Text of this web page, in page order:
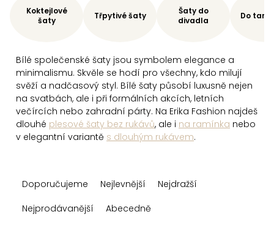
Bílé společenské šaty jsou symbolem elegance a
minimalismu. Skvěle se hodí pro všechny, kdo milují
svěží a nadčasový styl. Bílé šaty působí luxusně nejen
na svatbách, ale i při formálních akcích, letních
večírcích nebo zahradní párty. Na Erika Fashion najdeš
dlouhé plesové šaty bez rukávů, ale i na ramínka nebo
v elegantní variantě s dlouhým rukávem.
Koktejlové
šaty
Třpytivé šaty
Šaty do
divadla
Do
aDoporučujeme Nejlevnější
Nejdražší
Nejprodávanější
Abecedně